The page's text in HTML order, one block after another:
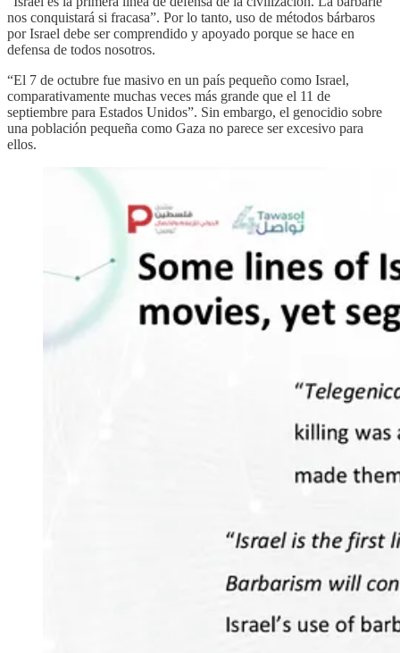
nos conquistará si fracasa”. Por lo tanto, uso de métodos bárbaros
por Israel debe ser comprendido y apoyado porque se hace en
defensa de todos nosotros.
“El 7 de octubre fue masivo en un país pequeño como Israel,
comparativamente muchas veces más grande que el 11 de
septiembre para Estados Unidos”. Sin embargo, el genocidio sobre
una población pequeña como Gaza no parece ser excesivo para
ellos.